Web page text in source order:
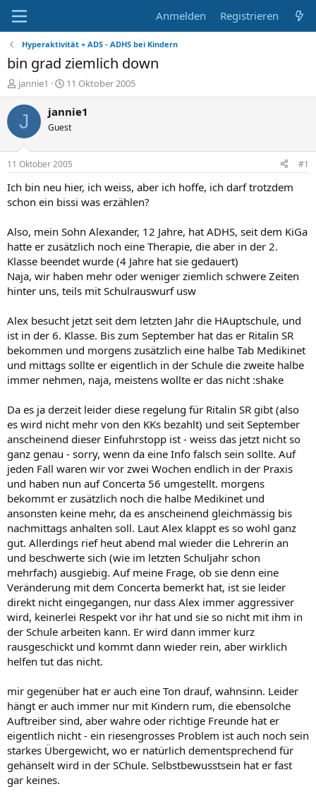
Anmelden Registrieren
Hyperaktivität + ADS - ADHS bei Kindern
bin grad ziemlich down
E
r
s
e
r
jannie1
E
r
s
e
l
t
a
11 Oktober 2005
J jannie1
Guest
11 Oktober 2005 #1
Ich bin neu hier, ich weiss, aber ich hoffe, ich darf trotzdem
schon ein bissi was erzählen?
Also, mein Sohn Alexander, 12 Jahre, hat ADHS, seit dem KiGa
hatte er zusätzlich noch eine Therapie, die aber in der 2.
Klasse beendet wurde (4 Jahre hat sie gedauert)
Naja, wir haben mehr oder weniger ziemlich schwere Zeiten
hinter uns, teils mit Schulrauswurf usw
Alex besucht jetzt seit dem letzten Jahr die HAuptschule, und
ist in der 6. Klasse. Bis zum September hat das er Ritalin SR
bekommen und morgens zusätzlich eine halbe Tab Medikinet
und mittags sollte er eigentlich in der Schule die zweite halbe
immer nehmen, naja, meistens wollte er das nicht :shake
Da es ja derzeit leider diese regelung für Ritalin SR gibt (also
es wird nicht mehr von den KKs bezahlt) und seit September
anscheinend dieser Einfuhrstopp ist - weiss das jetzt nicht so
ganz genau - sorry, wenn da eine Info falsch sein sollte. Auf
jeden Fall waren wir vor zwei Wochen endlich in der Praxis
und haben nun auf Concerta 56 umgestellt. morgens
bekommt er zusätzlich noch die halbe Medikinet und
ansonsten keine mehr, da es anscheinend gleichmässig bis
nachmittags anhalten soll. Laut Alex klappt es so wohl ganz
gut. Allerdings rief heut abend mal wieder die Lehrerin an
und beschwerte sich (wie im letzten Schuljahr schon
mehrfach) ausgiebig. Auf meine Frage, ob sie denn eine
Veränderung mit dem Concerta bemerkt hat, ist sie leider
direkt nicht eingegangen, nur dass Alex immer aggressiver
wird, keinerlei Respekt vor ihr hat und sie so nicht mit ihm in
der Schule arbeiten kann. Er wird dann immer kurz
rausgeschickt und kommt dann wieder rein, aber wirklich
helfen tut das nicht.
mir gegenüber hat er auch eine Ton drauf, wahnsinn. Leider
hängt er auch immer nur mit Kindern rum, die ebensolche
Auftreiber sind, aber wahre oder richtige Freunde hat er
eigentlich nicht - ein riesengrosses Problem ist auch noch sein
starkes Übergewicht, wo er natürlich dementsprechend für
gehänselt wird in der SChule. Selbstbewusstsein hat er fast
gar keines.